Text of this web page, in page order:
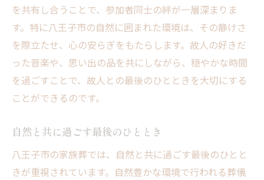
を共有し合うことで、参加者同士の絆が一層深まりま
す。特に八王子市の自然に囲まれた環境は、その静けさ
を際立たせ、心の安らぎをもたらします。故人の好きだ
った音楽や、思い出の品を共にしながら、穏やかな時間
を過ごすことで、故人との最後のひとときを大切にする
ことができるのです。
自然と共に過ごす最後のひととき
八王子市の家族葬では、自然と共に過ごす最後のひとと
きが重視されています。自然豊かな環境で行われる葬儀